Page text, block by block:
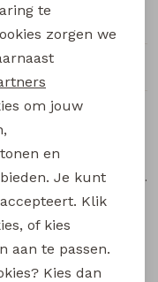
3315404 W20181 baby meisjes sweatshirt Perzik
te
zorgen we
om jouw
en
Je kunt
Klik
of kies
aan te passen.
Kies dan